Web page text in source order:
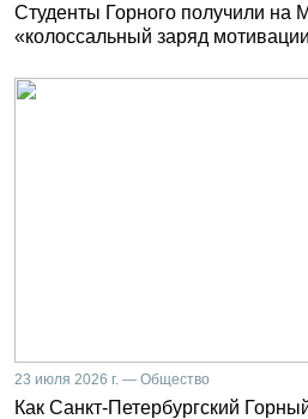
Студенты Горного получили на
«колоссальный заряд
23 июля 2026 г. — Общество
Как Санкт-Петербургский